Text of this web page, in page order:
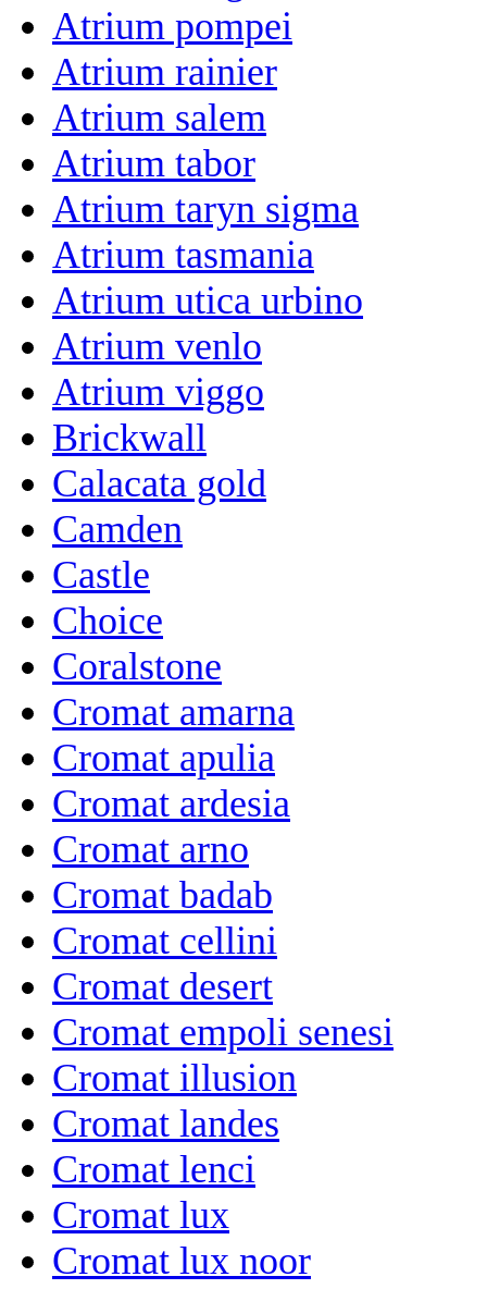
Atrium pompei
Atrium rainier
Atrium salem
Atrium tabor
Atrium taryn sigma
Atrium tasmania
Atrium utica urbino
Atrium venlo
Atrium viggo
Brickwall
Calacata gold
Camden
Castle
Choice
Coralstone
Cromat amarna
Cromat apulia
Cromat ardesia
Cromat arno
Cromat badab
Cromat cellini
Cromat desert
Cromat empoli senesi
Cromat illusion
Cromat landes
Cromat lenci
Cromat lux
Cromat lux noor